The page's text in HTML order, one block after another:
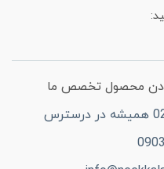
محصول تخصص ما
02165766895 همیشه در درسترس